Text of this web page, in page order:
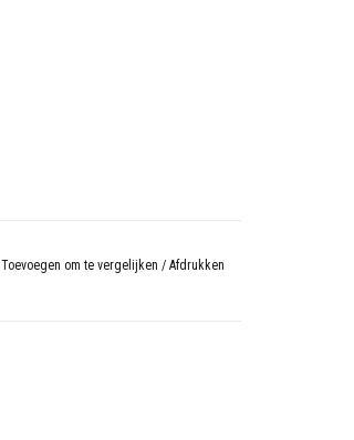
Toevoegen om te vergelijken / Afdrukken